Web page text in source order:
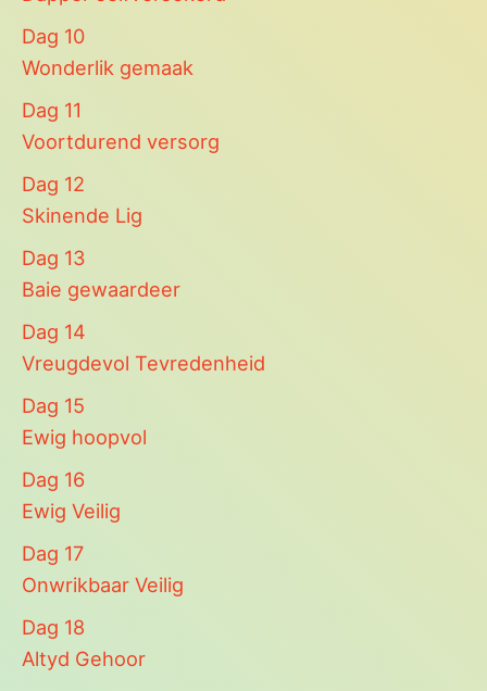
Dag 10
Wonderlik gemaak
Dag 11
Voortdurend versorg
Dag 12
Skinende Lig
Dag 13
Baie gewaardeer
Dag 14
Vreugdevol Tevredenheid
Dag 15
Ewig hoopvol
Dag 16
Ewig Veilig
Dag 17
Onwrikbaar Veilig
Dag 18
Altyd Gehoor